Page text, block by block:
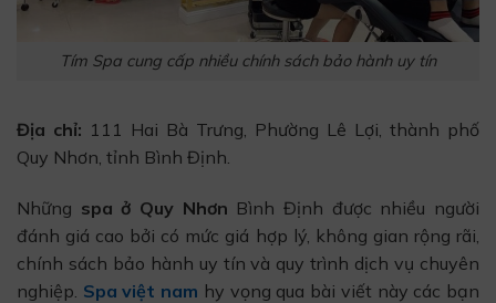
Tím Spa cung cấp nhiều chính sách bảo hành uy tín
Địa chỉ: 111 Hai Bà Trưng, Phường Lê Lợi, thành phố
Quy Nhơn, tỉnh Bình Định.
Những spa ở Quy Nhơn Bình Định được nhiều người
đánh giá cao bởi có mức giá hợp lý, không gian rộng rãi,
chính sách bảo hành uy tín và quy trình dịch vụ chuyên
nghiệp. Spa việt nam hy vọng qua bài viết này các bạn